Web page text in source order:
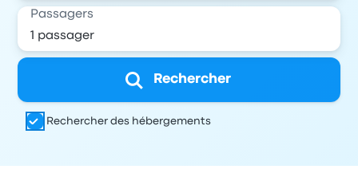
Passagers
Rechercher
Rechercher des hébergements